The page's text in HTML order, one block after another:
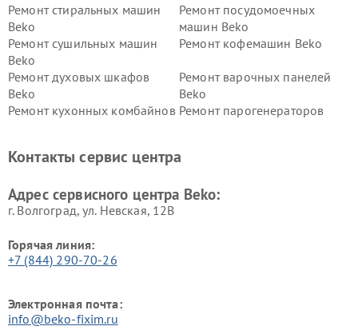
Ремонт стиральных машин
Beko
Ремонт посудомоечных
машин Beko
Ремонт сушильных машин
Beko
Ремонт кофемашин Beko
Ремонт духовых шкафов
Beko
Ремонт варочных панелей
Beko
Ремонт кухонных комбайнов Ремонт парогенераторов
Ремонт холодильников Beko Ремонт морозильных камер
Контакты сервис центра
Адрес сервисного центра Beko:
г. Волгоград, ул. Невская, 12В
Горячая линия:
+7 (844) 290-70-26
Электронная почта:
info@beko-fixim.ru